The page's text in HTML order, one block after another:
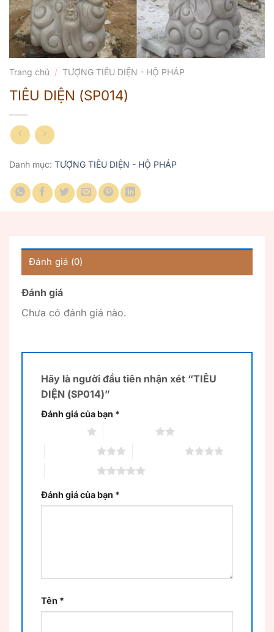
Trang chủ / TƯỢNG TIÊU DIỆN - HỘ PHÁP
TIÊU DIỆN (SP014)
Danh mục: TƯỢNG TIÊU DIỆN - HỘ PHÁP
Đánh giá (0)
Đánh giá
Chưa có đánh giá nào.
Hãy là người đầu tiên nhận xét “TIÊU
DIỆN (SP014)”
Đánh giá của bạn *
Đánh giá của bạn *
Tên *